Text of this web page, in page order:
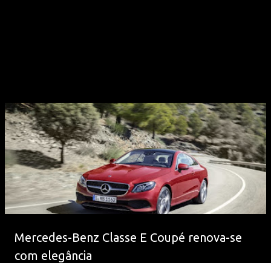
Mercedes-Benz Classe E Coupé renova-se
com elegância